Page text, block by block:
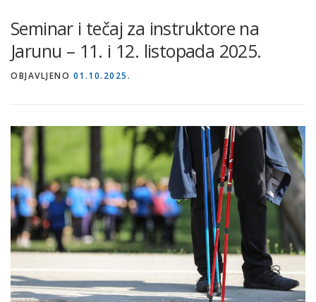
VJEŽBAJTE S NAMA
NORDIJSKO HODANJE KONTAKTI
Seminar i tečaj za instruktore na
Jarunu – 11. i 12. listopada 2025.
OBJAVLJENO 01.10.2025.